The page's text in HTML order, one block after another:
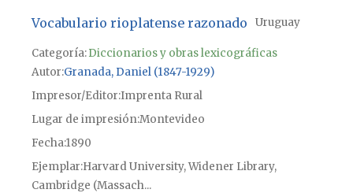
Vocabulario rioplatense razonado Uruguay
Categoría:Diccionarios y obras lexicográficas
Autor Granada, Daniel (1847-1929)
Impresor/Editor Imprenta Rural
Lugar de impresiónMontevideo
Fecha1890
Ejemplar Harvard University, Widener Library,
Cambridge (Massach...